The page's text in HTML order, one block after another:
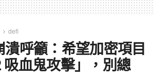
defi
呼籲：希望加密項目
吸血鬼攻擊」，別總